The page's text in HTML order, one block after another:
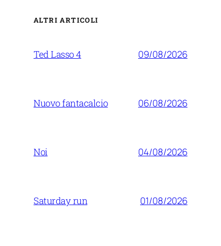
ALTRI ARTICOLI
Ted Lasso 4 09/08/2026
Nuovo fantacalcio 06/08/2026
Noi 04/08/2026
Saturday run 01/08/2026